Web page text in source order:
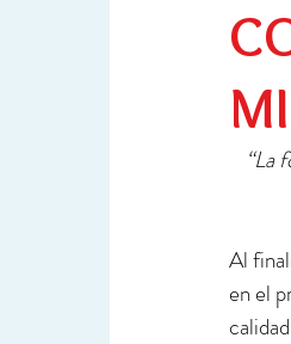
“La
Al
en el